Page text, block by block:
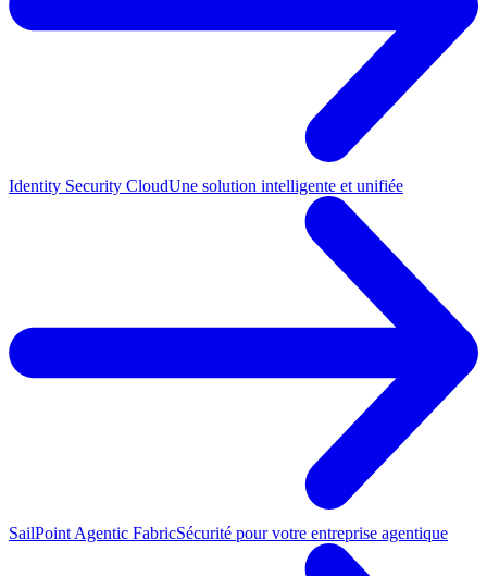
Identity Security CloudUne solution intelligente et unifiée
SailPoint Agentic FabricSécurité pour votre entreprise agentique